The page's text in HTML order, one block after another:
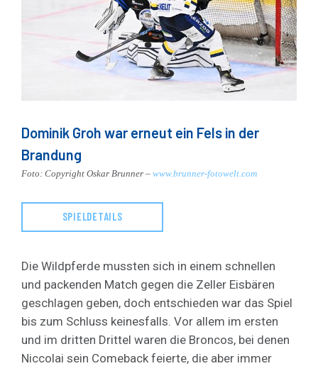
Dominik Groh war erneut ein Fels in der
Brandung
Foto: Copyright Oskar Brunner – www.brunner-fotowelt.com
SPIELDETAILS
Die Wildpferde mussten sich in einem schnellen
und packenden Match gegen die Zeller Eisbären
geschlagen geben, doch entschieden war das Spiel
bis zum Schluss keinesfalls. Vor allem im ersten
und im dritten Drittel waren die Broncos, bei denen
Niccolai sein Comeback feierte, die aber immer